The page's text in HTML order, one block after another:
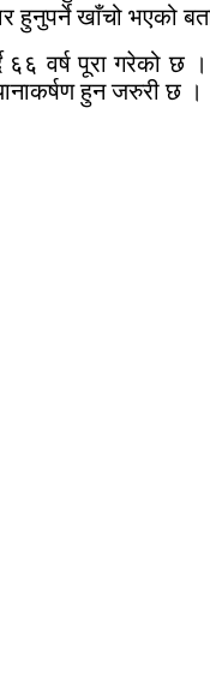
हुनुपर्ने खाँचो भएको
वर्ष पूरा गरेको
हुन जरुरी छ ।